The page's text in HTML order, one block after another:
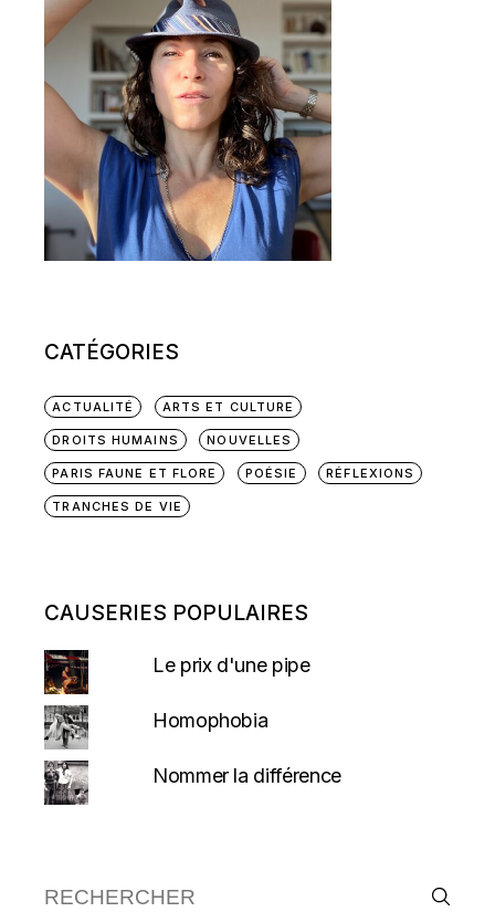
CATÉGORIES
ACTUALITÉ ARTS ET CULTURE
DROITS HUMAINS NOUVELLES
PARIS FAUNE ET FLORE POÉSIE RÉFLEXIONS
TRANCHES DE VIE
CAUSERIES POPULAIRES
Le prix d'une pipe
Homophobia
Nommer la différence